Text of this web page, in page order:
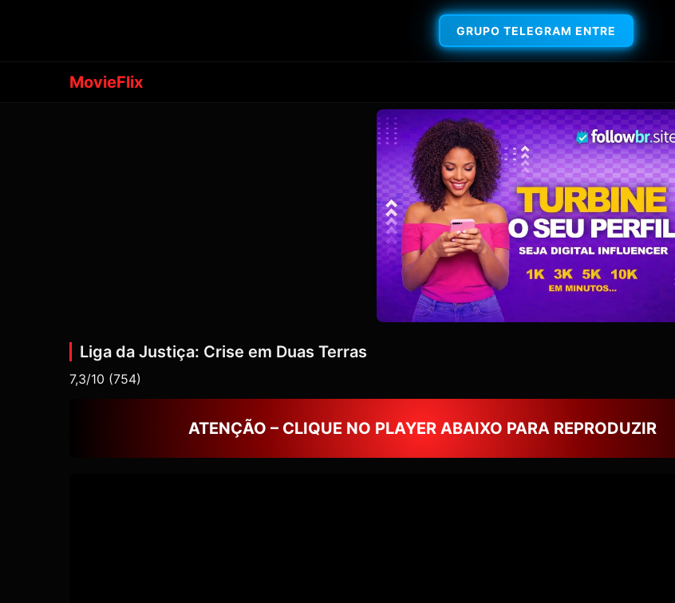
GRUPO TELEGRAM ENTRE
MovieFlix
Liga da Justiça: Crise em Duas Terras
7,3/10 (754)
ATENÇÃO – CLIQUE NO PLAYER ABAIXO PARA REPRODUZIR